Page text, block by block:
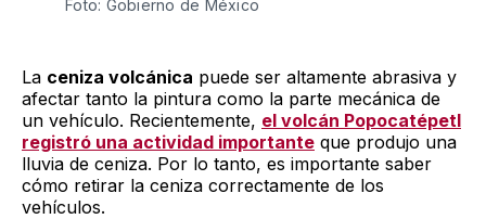
Foto: Gobierno de México
La ceniza volcánica puede ser altamente abrasiva y
afectar tanto la pintura como la parte mecánica de
un vehículo. Recientemente, el volcán Popocatépetl
registró una actividad importante que produjo una
lluvia de ceniza. Por lo tanto, es importante saber
cómo retirar la ceniza correctamente de los
vehículos.